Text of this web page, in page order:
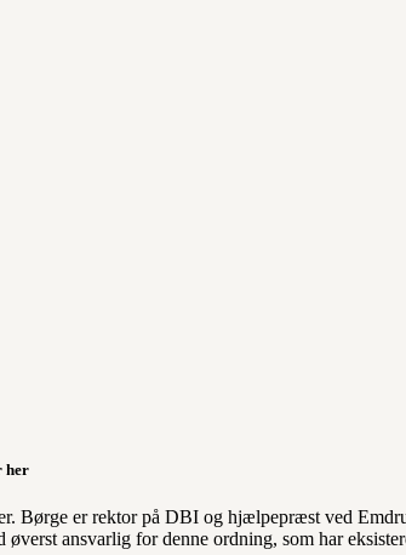
her
Børge er rektor på DBI og hjælpepræst ved
øverst ansvarlig for denne ordning, som har